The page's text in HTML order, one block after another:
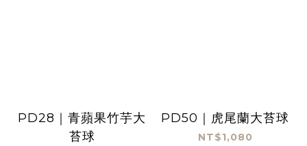
PD28｜青蘋果竹芋大
苔球
PD50｜虎尾蘭大苔球
NT$1,080